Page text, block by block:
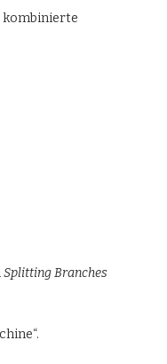
kombinierte
Splitting Branches